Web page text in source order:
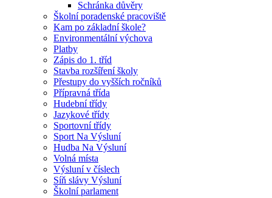
Schránka důvěry
Školní poradenské pracoviště
Kam po základní škole?
Environmentální výchova
Platby
Zápis do 1. tříd
Stavba rozšíření školy
Přestupy do vyšších ročníků
Přípravná třída
Hudební třídy
Jazykové třídy
Sportovní třídy
Sport Na Výsluní
Hudba Na Výsluní
Volná místa
Výsluní v číslech
Síň slávy Výsluní
Školní parlament